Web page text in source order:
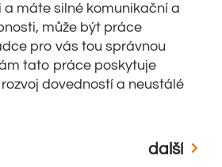
a máte silné komunikační a
může být práce
pro vás tou správnou
tato práce poskytuje
dovedností a neustálé
další